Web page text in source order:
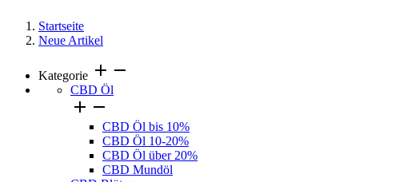
Startseite
Neue Artikel
Kategorie add remove
CBD Öl
 
CBD Öl bis 10%
CBD Öl 10-20%
CBD Öl über 20%
CBD Mundöl